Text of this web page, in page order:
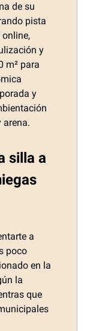
de su
pista
online,
y
m² para
y
arena.
silla a
a
poco
en la
la
que